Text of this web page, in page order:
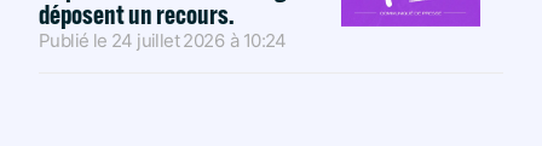
déposent un recours.
Publié le 24 juillet 2026 à 10:24